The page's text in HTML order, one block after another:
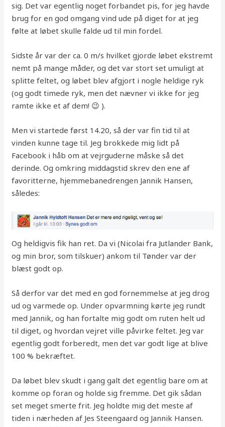
sig. Det var egentlig noget forbandet pis, for jeg havde
brug for en god omgang vind ude på diget for at jeg
følte at løbet skulle falde ud til min fordel.
Sidste år var der ca. 0 m/s hvilket gjorde løbet ekstremt
nemt på mange måder, og det var stort set umuligt at
splitte feltet, og løbet blev afgjort i nogle heldige ryk
(og godt timede ryk, men det nævner vi ikke for jeg
ramte ikke et af dem! 😉 ).
Men vi startede først 14.20, så der var fin tid til at
vinden kunne tage til. Jeg brokkede mig lidt på
Facebook i håb om at vejrguderne måske så det
derinde. Og omkring middagstid skrev den ene af
favoritterne, hjemmebanedrengen Jannik Hansen,
således:
Og heldigvis fik han ret. Da vi (Nicolai fra Jutlander Bank,
og min bror, som tilskuer) ankom til Tønder var der
blæst godt op.
Så derfor var det med en god fornemmelse at jeg drog
ud og varmede op. Under opvarmning kørte jeg rundt
med Jannik, og han fortalte mig godt om ruten helt ud
til diget, og hvordan vejret ville påvirke feltet. Jeg var
egentlig godt forberedt, men det var godt lige at blive
100 % bekræftet.
Da løbet blev skudt i gang galt det egentlig bare om at
komme op foran og holde sig fremme. Det gik sådan
set meget smerte frit. Jeg holdte mig det meste af
tiden i nærheden af Jes Steengaard og Jannik Hansen.